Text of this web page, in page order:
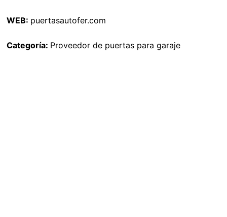
WEB: puertasautofer.com
Categoría: Proveedor de puertas para garaje